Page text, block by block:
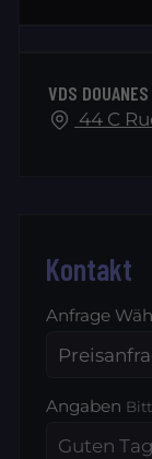
VDS
44 C
Kontakt
Anfrage
Angaben